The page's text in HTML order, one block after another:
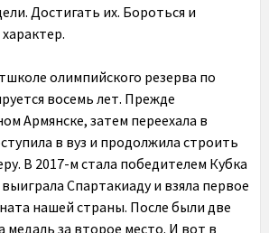
Достигать их. Бороться и
олимпийского резерва по
восемь лет. Прежде
Армянске, затем переехала в
в вуз и продолжила строить
В 2017-м стала победителем Кубка
выиграла Спартакиаду и взяла первое
нашей страны. После были две
за второе место. И вот в